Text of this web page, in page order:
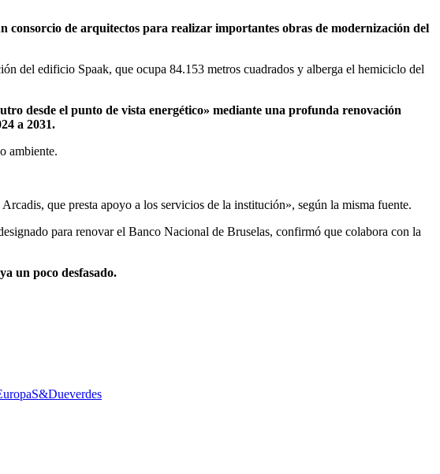
consorcio de arquitectos para realizar importantes obras de modernización del
del edificio Spaak, que ocupa 84.153 metros cuadrados y alberga el hemiciclo del
desde el punto de vista energético» mediante una profunda renovación
a 2031.
ambiente.
que presta apoyo a los servicios de la institución», según la misma fuente.
para renovar el Banco Nacional de Bruselas, confirmó que colabora con la
un poco desfasado.
S&Dueverdes